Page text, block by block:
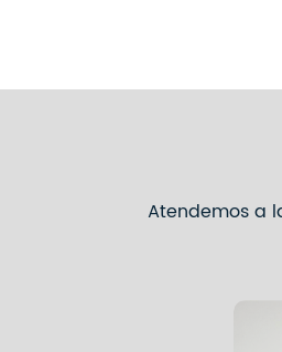
Atendemos a